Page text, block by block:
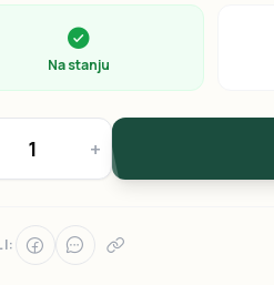
Na stanju
+